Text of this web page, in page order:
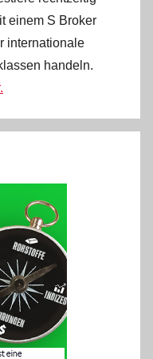
einem S Broker
internationale
handeln.